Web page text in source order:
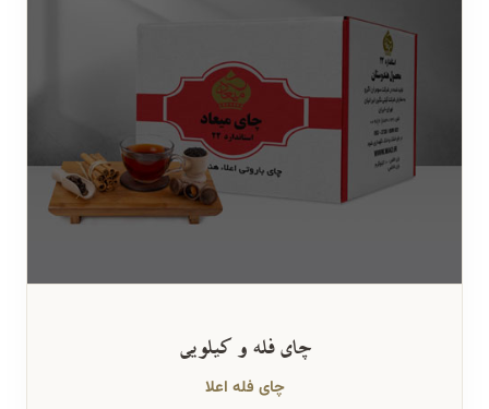
چای فله و کیلویی
چای فله اعلا